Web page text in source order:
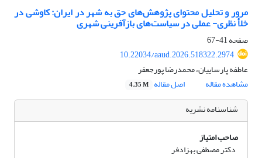
مرور و تحلیل محتوای پژوهش‌های حق به شهر در ایران: کاوشی در
خلأ نظری- عملی در سیاست‌های بازآفرینی شهری
صفحه41-67
10.22034/aaud.2026.518322.2974
عاطفه پارساییان، محمدرضا پورجعفر
مشاهده مقاله
اصل مقاله 4.35 M
شناسنامه نشریه
صاحب امتیاز
دکتر مصطفی بهزادفر